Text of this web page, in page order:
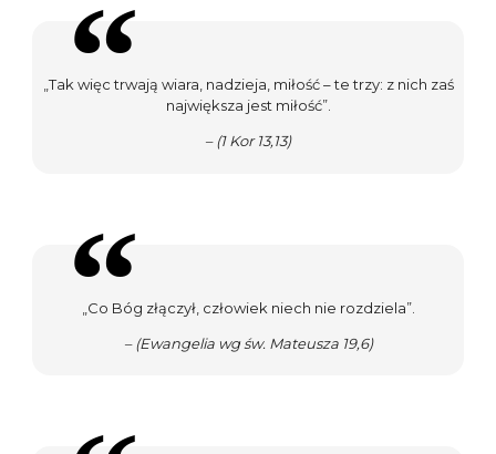
„Tak więc trwają wiara, nadzieja, miłość – te trzy: z nich zaś
największa jest miłość”.
– (1 Kor 13,13)
„Co Bóg złączył, człowiek niech nie rozdziela”.
– (Ewangelia wg św. Mateusza 19,6)